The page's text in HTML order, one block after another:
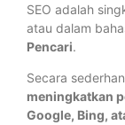
SEO adalah
atau dalam
Pencari.
Secara
meningkatkan
Google, Bing,